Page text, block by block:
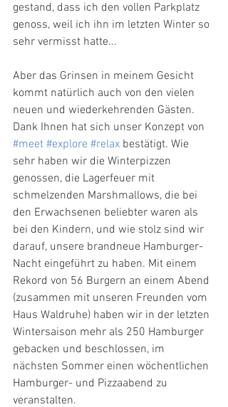
gestand, dass ich den vollen Parkplatz
genoss, weil ich ihn im letzten Winter so
sehr vermisst hatte...
Aber das Grinsen in meinem Gesicht
kommt natürlich auch von den vielen
neuen und wiederkehrenden Gästen.
Dank Ihnen hat sich unser Konzept von
#meet #explore #relax bestätigt. Wie
sehr haben wir die Winterpizzen
genossen, die Lagerfeuer mit
schmelzenden Marshmallows, die bei
den Erwachsenen beliebter waren als
bei den Kindern, und wie stolz sind wir
darauf, unsere brandneue Hamburger-
Nacht eingeführt zu haben. Mit einem
Rekord von 56 Burgern an einem Abend
(zusammen mit unseren Freunden vom
Haus Waldruhe) haben wir in der letzten
Wintersaison mehr als 250 Hamburger
gebacken und beschlossen, im
nächsten Sommer einen wöchentlichen
Hamburger- und Pizzaabend zu
veranstalten.